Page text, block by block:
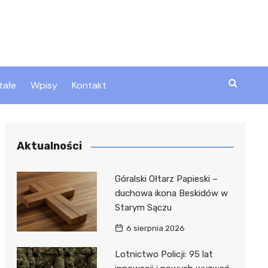
Wpisy Kontakt
Aktualności
Góralski Ołtarz Papieski –
duchowa ikona Beskidów w
Starym Sączu
6 sierpnia 2026
Lotnictwo Policji: 95 lat